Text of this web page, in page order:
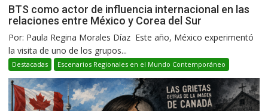
BTS como actor de influencia internacional en las
relaciones entre México y Corea del Sur
Por: Paula Regina Morales Díaz Este año, México experimentó
la visita de uno de los grupos...
Destacadas Escenarios Regionales en el Mundo Contemporáneo